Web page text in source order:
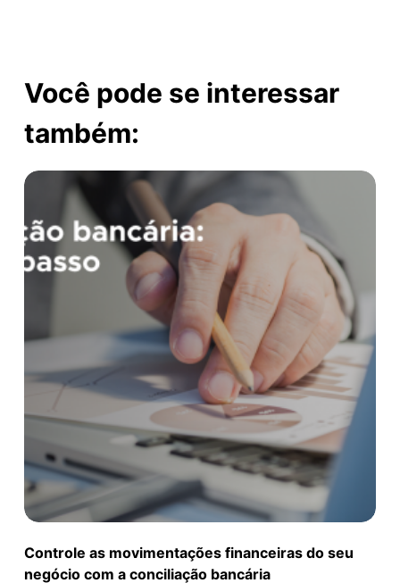
Você pode se interessar
também:
Controle as movimentações financeiras do seu
negócio com a conciliação bancária